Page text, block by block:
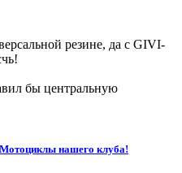
резине, да с GIVI-
бы центральную
нашего клуба!